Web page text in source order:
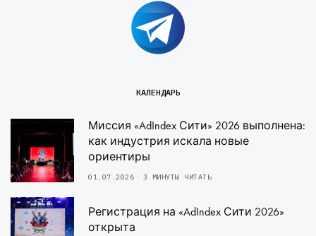
КАЛЕНДАРЬ
Миссия «AdIndex Сити» 2026 выполнена:
как индустрия искала новые
ориентиры
01.07.2026 3 МИНУТЫ ЧИТАТЬ
Регистрация на «AdIndex Сити 2026»
открыта